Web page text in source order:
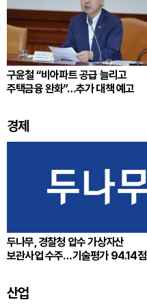
구윤철 “비아파트 공급 늘리고
주택금융 완화”…추가 대책 예고
경제
두나무, 경찰청 압수 가상자산
보관사업 수주…기술평가 94.14점
산업